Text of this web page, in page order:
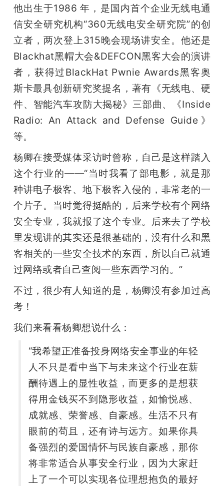
机
他出生于1986 年，是国内首个企业无线电通
信安全研究机构“360无线电安全研究院”的创
立者，两次登上315晚会现场讲安全。他还是
Blackhat黑帽大会&DEFCON黑客大会的演讲
者，获得过BlackHat Pwnie Awards黑客奥
斯卡最具创新研究奖提名，著有《无线电、硬
件、智能汽车攻防大揭秘》三部曲、《Inside
Radio: An Attack and Defense Guide》
等。
杨卿在接受媒体采访时曾称，自己是这样踏入
这个行业的——“当时我看了部电影，就是那
种讲电子极客、地下极客入侵的，非常老的一
个片子。当时觉得挺酷的，后来学校有个网络
安全专业，我就报了这个专业。后来去了学校
里发现讲的其实还是很基础的，没有什么和黑
客相关的一些安全技术的东西，所以自己就通
过网络或者自己查阅一些东西学习的。”
不过，很少有人知道的是，杨卿没有参加过高
考！
我们来看看杨卿想说什么：
“我希望正准备投身网络安全事业的年轻
人不只是看中当下与未来这个行业在薪
酬待遇上的显性收益，而更多的是想获
得用金钱买不到隐形收益，如愉悦感、
成就感、荣誉感、自豪感。生活不只有
眼前的苟且，还有诗与远方。如果你具
备强烈的爱国情怀与民族自豪感，那你
将非常适合从事安全行业，因为大家赶
上了一个可以实现各位理想抱负的最好